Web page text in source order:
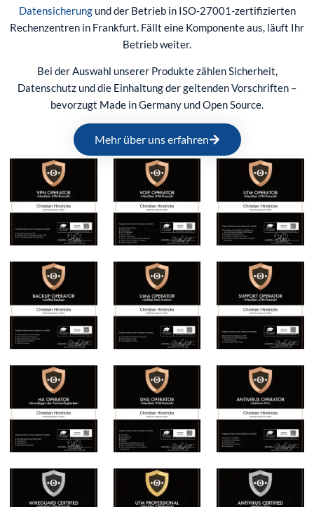
Datensicherungund der Betrieb in ISO-27001-zertifizierten
Rechenzentren in Frankfurt. Fällt eine Komponente aus, läuft Ihr
Betrieb weiter.
Bei der Auswahl unserer Produkte zählen Sicherheit,
Datenschutz und die Einhaltung der geltenden Vorschriften –
bevorzugt Made in Germany und Open Source.
Mehr über uns erfahren